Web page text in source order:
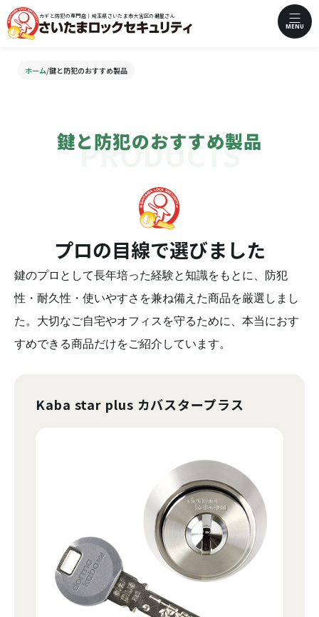
カギと防犯の専門店｜埼玉県さいたま市大宮区の鍵屋さん
MENU
ホーム/鍵と防犯のおすすめ製品
鍵と防犯のおすすめ製品
プロの目線で選びました
鍵のプロとして長年培った経験と知識をもとに、防犯
性・耐久性・使いやすさを兼ね備えた商品を厳選しまし
た。大切なご自宅やオフィスを守るために、本当におす
すめできる商品だけをご紹介しています。
Kaba star plus カバスタープラス